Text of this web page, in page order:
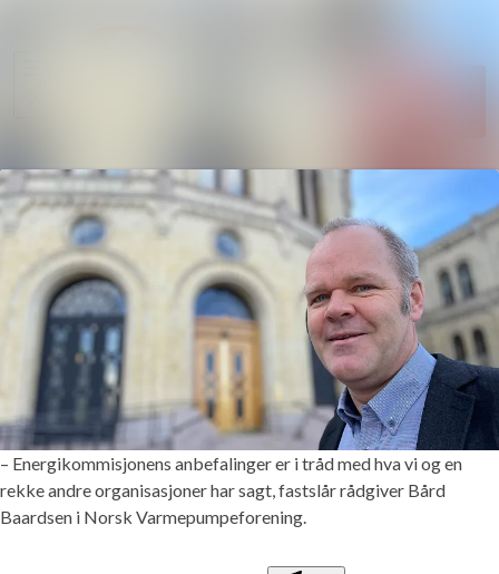
– Energikommisjonens anbefalinger er i tråd med hva vi og en
rekke andre organisasjoner har sagt, fastslår rådgiver Bård
Baardsen i Norsk Varmepumpeforening.